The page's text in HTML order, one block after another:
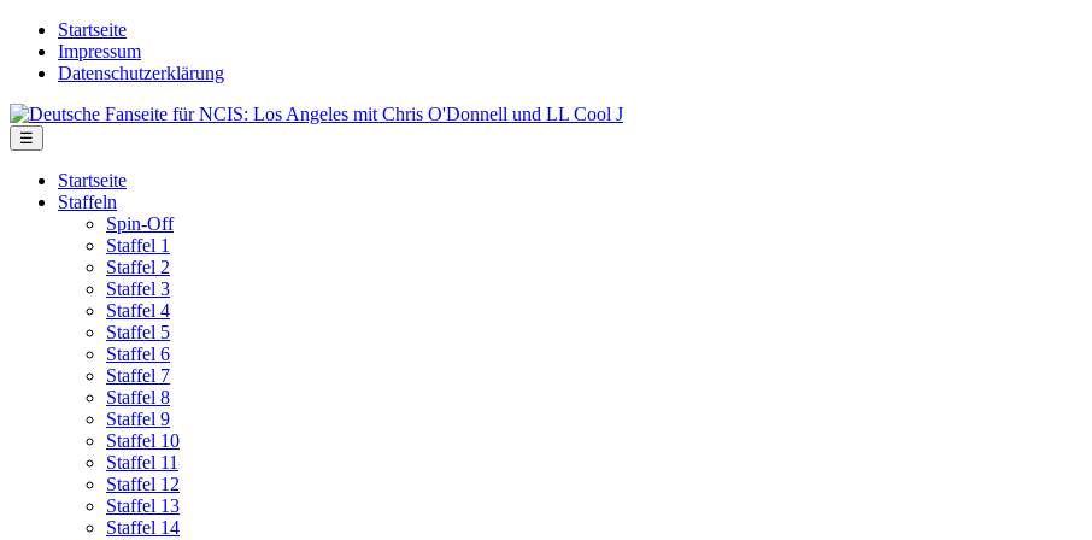
Skip
Startseite
Impressum
Datenschutzerklärung
Deutsche
Fanseite
für
NCIS:
O'Donnell
☰
Startseite
Staffeln
Spin-Off
Staffel 1
Staffel 2
Staffel 3
Staffel 4
Staffel 5
Staffel 6
Staffel 7
Staffel 8
Staffel 9
Staffel 10
Staffel 11
Staffel 12
Staffel 13
Staffel 14